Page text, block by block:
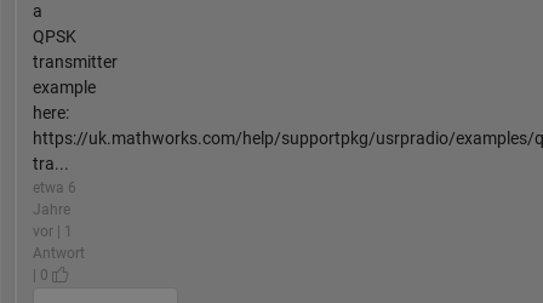
a
QPSK
transmitter
example
here:
https://uk.mathworks.com/help/supportpkg/usrpradio/examples/
tra...
etwa 6
Jahre
vor | 1
Antwort
| 0